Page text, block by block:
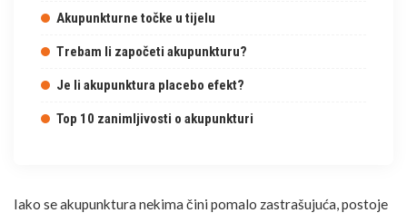
Akupunkturne točke u tijelu
Trebam li započeti akupunkturu?
Je li akupunktura placebo efekt?
Top 10 zanimljivosti o akupunkturi
Iako se akupunktura nekima čini pomalo zastrašujuća, postoje